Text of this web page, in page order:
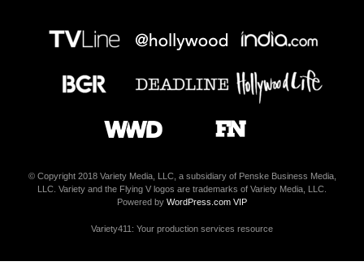
© Copyright 2018 Variety Media, LLC, a subsidiary of Penske Business Media,
LLC. Variety and the Flying V logos are trademarks of Variety Media, LLC.
Powered by WordPress.com VIP
Variety411: Your production services resource